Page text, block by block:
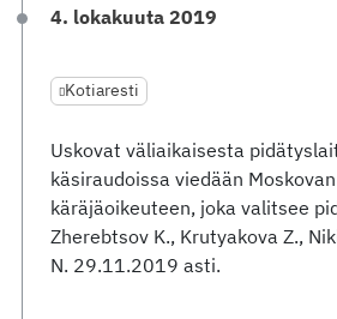
4. lokakuuta 2019
Kotiaresti
Uskovat väliaikaisesta
käsiraudoissa viedään
käräjäoikeuteen, joka valitsee
Zherebtsov K., Krutyakova Z.,
N. 29.11.2019 asti.